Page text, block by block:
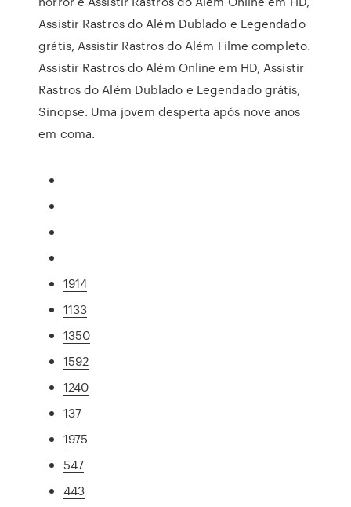
Assistir Rastros do Além Dublado e Legendado
grátis, Assistir Rastros do Além Filme completo.
Assistir Rastros do Além Online em HD, Assistir
Rastros do Além Dublado e Legendado grátis,
Sinopse. Uma jovem desperta após nove anos
em coma.
1914
1133
1350
1592
1240
137
1975
547
443